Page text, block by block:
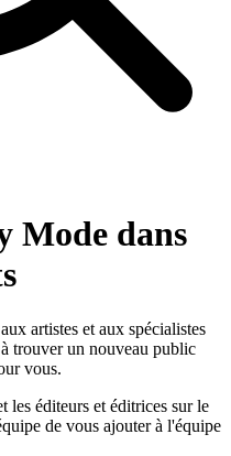
Mode dans
artistes et aux spécialistes
trouver un nouveau public
vous.
les éditeurs et éditrices sur le
de vous ajouter à l'équipe